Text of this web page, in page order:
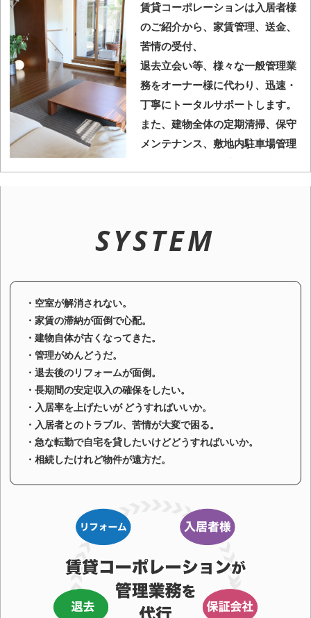
賃貸コーポレーションは入居者様
のご紹介から、家賃管理、送金、
苦情の受付、
退去立会い等、様々な一般管理業
務をオーナー様に代わり、迅速・
丁寧にトータルサポートします。
また、建物全体の定期清掃、保守
メンテナンス、敷地内駐車場管理
全性が毎年審査される（評価され
預り金保証制度にも加入しており
新しくオーナー様になろうとされ
る方のご相談にも応じます。
SYSTEM
・空室が解消されない。
・家賃の滞納が面倒で心配。
・建物自体が古くなってきた。
・管理がめんどうだ。
・退去後のリフォームが面倒。
・長期間の安定収入の確保をしたい。
・入居率を上げたいが どうすればいいか。
・入居者とのトラブル、苦情が大変で困る。
・急な転勤で自宅を貸したいけどどうすればいいか。
・相続したけれど物件が遠方だ。